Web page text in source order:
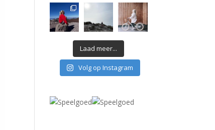
Laad meer...
Volg op Instagram